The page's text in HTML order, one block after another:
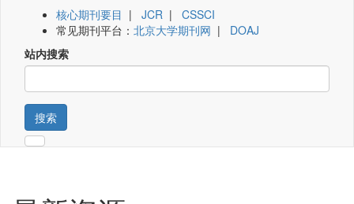
核心期刊要目 | JCR | CSSCI
常见期刊平台： 北京大学期刊网 | DOAJ
站内搜索
搜索